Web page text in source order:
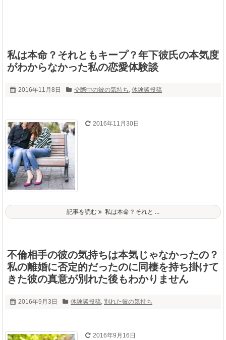
私は本命？それともキープ？年下彼氏の本気度
がわからなかった私の恋愛体験談
2016年11月8日 交際中の彼の気持ち, 体験談投稿
2016年11月30日
記事を読む 私は本命？それと ...
不倫相手の彼の気持ちは本気じゃなかったの？
私の離婚に否定的だったのに同棲を持ち掛けて
きた彼の真意が別れた後もわかりません
2016年9月3日 体験談投稿, 別れた彼の気持ち
2016年9月16日